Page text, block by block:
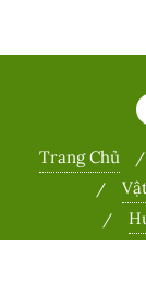
Trang Chủ